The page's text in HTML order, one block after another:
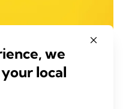
14% Spandex
we
local